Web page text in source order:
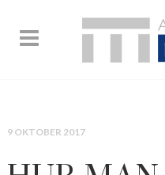
9 OKTOBER 2017